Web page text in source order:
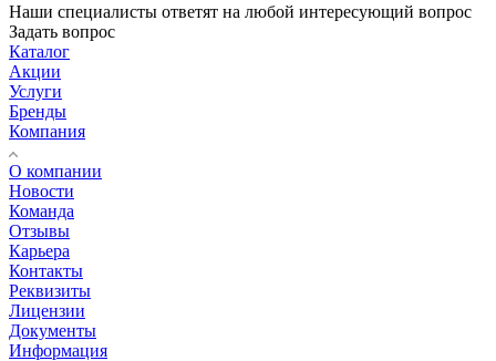
Наши специалисты ответят на любой интересующий вопрос
Задать вопрос
Каталог
Акции
Услуги
Бренды
Компания
О компании
Новости
Команда
Отзывы
Карьера
Контакты
Реквизиты
Лицензии
Документы
Информация